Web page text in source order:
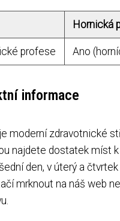
Hornická
profese Ano
informace
moderní zdravotnické
najdete dostatek míst
den, v úterý a
mrknout na náš web